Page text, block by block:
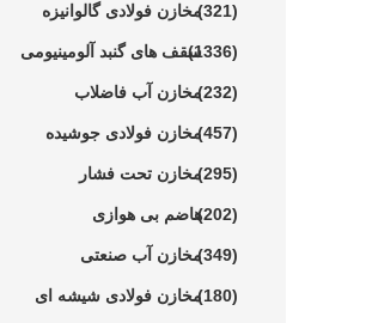
مخازن فولادی گالوانیزه (321)
سقف های گنبد آلومینیومی (1336)
مخازن آب فاضلاب (232)
مخازن فولادی جوشیده (457)
مخازن تحت فشار (295)
هاضم بی هوازی (202)
مخازن آب صنعتی (349)
مخازن فولادی شیشه ای (180)